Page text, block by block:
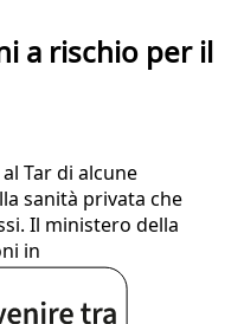
a rischio per il
Tar di alcune
sanità privata che
Il ministero della
in